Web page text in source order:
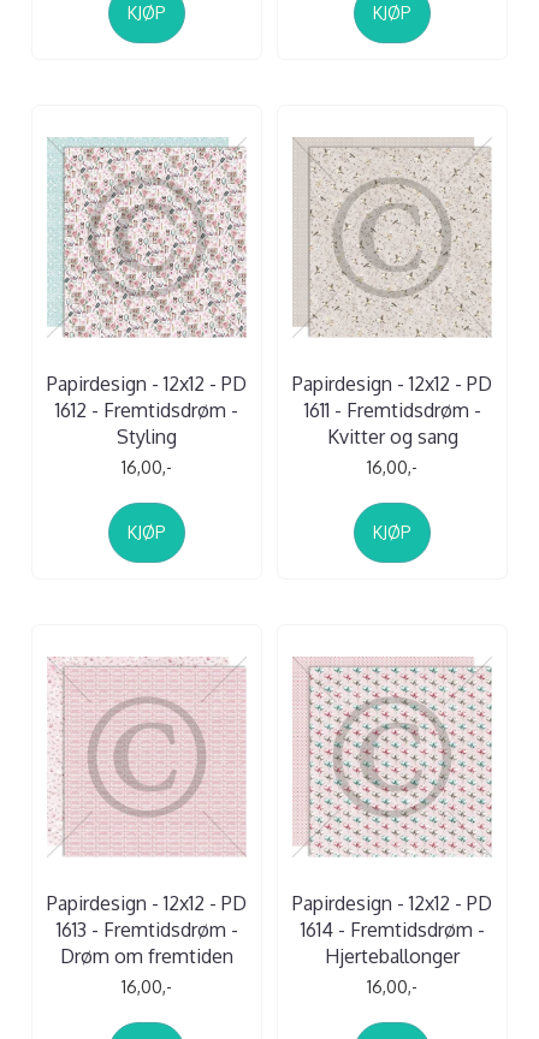
KJØP KJØP
Papirdesign - 12x12 - PD
1612 - Fremtidsdrøm -
Styling
16,00,-
KJØP
Papirdesign - 12x12 - PD
1611 - Fremtidsdrøm -
Kvitter og sang
16,00,-
KJØP
Papirdesign - 12x12 - PD
1613 - Fremtidsdrøm -
Drøm om fremtiden
16,00,-
Papirdesign - 12x12 - PD
1614 - Fremtidsdrøm -
Hjerteballonger
16,00,-